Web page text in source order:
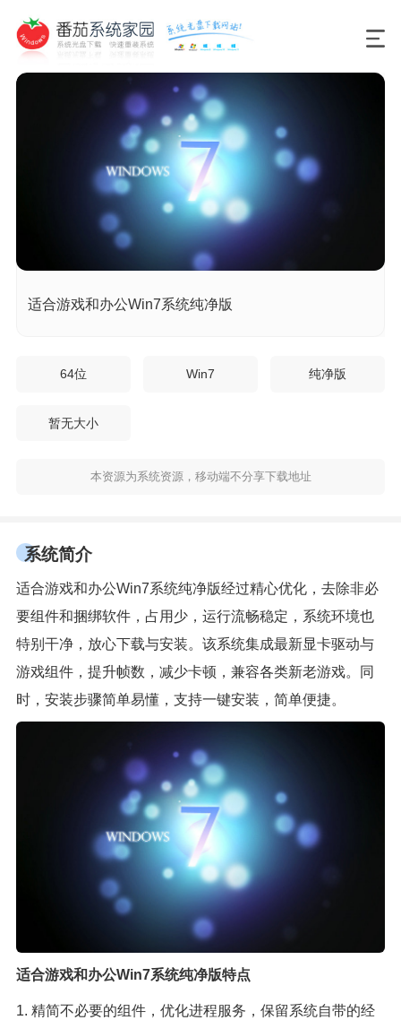
适合游戏和办公Win7系统纯净版
64位 Win7 纯净版
暂无大小
本资源为系统资源，移动端不分享下载地址
系统简介
适合游戏和办公Win7系统纯净版经过精心优化，去除非必
要组件和捆绑软件，占用少，运行流畅稳定，系统环境也
特别干净，放心下载与安装。该系统集成最新显卡驱动与
游戏组件，提升帧数，减少卡顿，兼容各类新老游戏。同
时，安装步骤简单易懂，支持一键安装，简单便捷。
适合游戏和办公Win7系统纯净版特点
1. 精简不必要的组件，优化进程服务，保留系统自带的经